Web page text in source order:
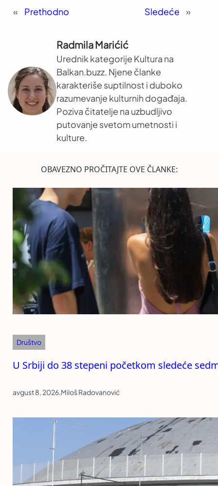
« Prethodno Sledeće »
Radmila Marićić
Urednik kategorije Kultura na
Balkan.buzz. Njene članke
karakteriše suptilnost i duboko
razumevanje kulturnih događaja.
Poziva čitatelje na uzbudljivo
putovanje svetom umetnosti i
kulture.
OBAVEZNO PROČITAJTE OVE ČLANKE:
Društvo
U Srbiji do 38 stepeni početkom sledeće
avgust 8, 2026.Miloš Radovanović